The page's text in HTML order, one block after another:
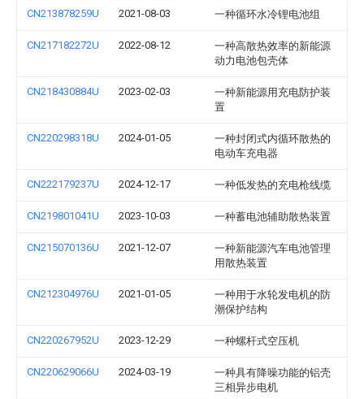
CN213878259U 2021-08-03 一种循环水冷锂电池组
CN217182272U 2022-08-12
一种高散热效率的新能源
动力电池包壳体
CN218430884U 2023-02-03
一种新能源用充电防护装
置
CN220298318U 2024-01-05
一种封闭式内循环散热的
电动车充电器
CN222179237U 2024-12-17 一种低发热的充电枪线缆
CN219801041U 2023-10-03 一种蓄电池辅助散热装置
CN215070136U 2021-12-07
一种新能源汽车电池管理
用散热装置
CN212304976U 2021-01-05
一种用于水轮发电机的防
潮保护结构
CN220267952U 2023-12-29 一种螺杆式空压机
CN220629066U 2024-03-19
一种具有降噪功能的铝壳
三相异步电机